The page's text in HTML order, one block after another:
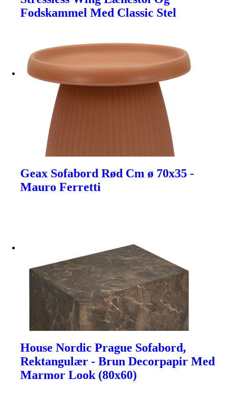
Fodskammel Med Classic Stel
Geax Sofabord Rød Cm ø 70x35 -
Mauro Ferretti
House Nordic Prague Sofabord,
Rektangulær - Brun Decorpapir Med
Marmor Look (80x60)